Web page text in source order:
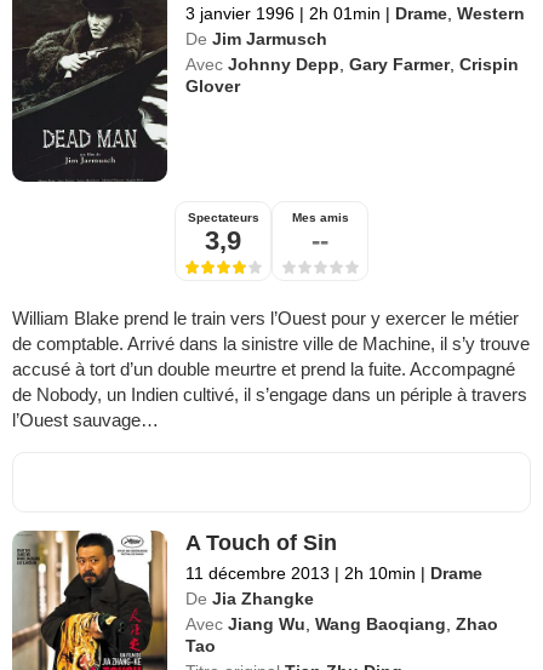
3 janvier 1996 | 2h 01min | Drame ,Western
De Jim Jarmusch
Avec Johnny Depp ,Gary Farmer,Crispin
Glover
Spectateurs
3,9
Mes amis
--
William Blake prend le train vers l’Ouest pour y exercer le métier
de comptable. Arrivé dans la sinistre ville de Machine, il s’y trouve
accusé à tort d’un double meurtre et prend la fuite. Accompagné
de Nobody, un Indien cultivé, il s’engage dans un périple à travers
l’Ouest sauvage…
A Touch of Sin
11 décembre 2013 | 2h 10min | Drame
De Jia Zhangke
Avec Jiang Wu ,Wang Baoqiang ,Zhao
Tao